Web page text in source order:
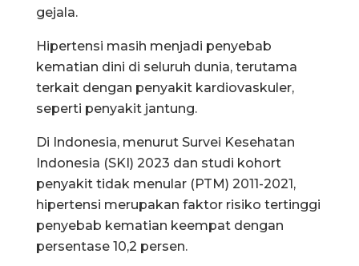
gejala.
Hipertensi masih menjadi penyebab
kematian dini di seluruh dunia, terutama
terkait dengan penyakit kardiovaskuler,
seperti penyakit jantung.
Di Indonesia, menurut Survei Kesehatan
Indonesia (SKI) 2023 dan studi kohort
penyakit tidak menular (PTM) 2011-2021,
hipertensi merupakan faktor risiko tertinggi
penyebab kematian keempat dengan
persentase 10,2 persen.